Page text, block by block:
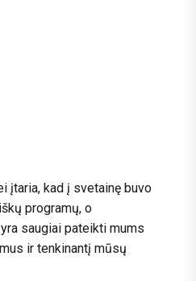
įtaria, kad į svetainę buvo
programų, o
saugiai pateikti mums
ir tenkinantį mūsų